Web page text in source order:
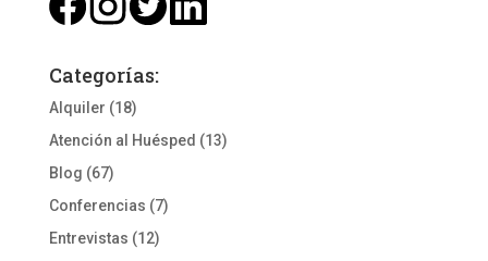
Categorías:
Alquiler (18)
Atención al Huésped (13)
Blog (67)
Conferencias (7)
Entrevistas (12)